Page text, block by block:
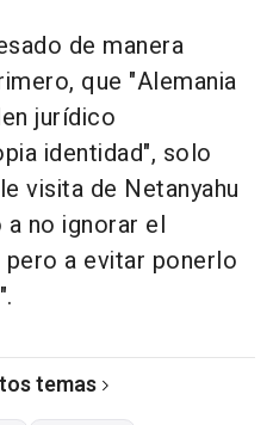
de manera
que "Alemania
jurídico
identidad", solo
visita de Netanyahu
no ignorar el
a evitar ponerlo
temas